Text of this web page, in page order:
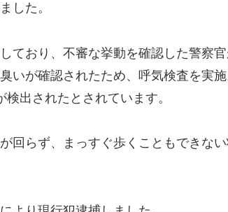
した。
ており、不審な挙動を確認した警察
いが確認されたため、呼気検査を実
出されたとされています。
回らず、まっすぐ歩くこともできな